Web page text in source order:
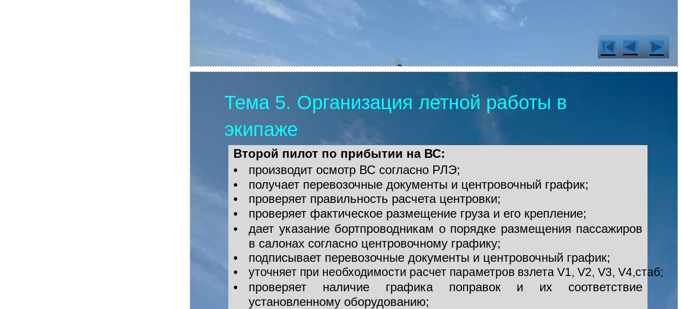
Тема 5. Организация летной работы в
экипаже
Второй пилот по прибытии на ВС:
•
производит осмотр ВС согласно РЛЭ;
•
получает перевозочные документы и центровочный график;
•
проверяет правильность расчета центровки;
•
проверяет фактическое размещение груза и его крепление;
•
дает указание бортпроводникам о порядке размещения пассажиров
в салонах согласно центровочному графику;
•
подписывает перевозочные документы и центровочный график;
•
уточняет при необходимости расчет параметров взлета V1, V2, V3, V4,cтаб;
•
проверяет наличие графика поправок и их соответствие
установленному оборудованию;